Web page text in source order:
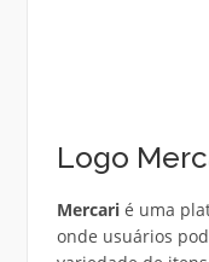
Logo
Mercarié uma
onde usuários